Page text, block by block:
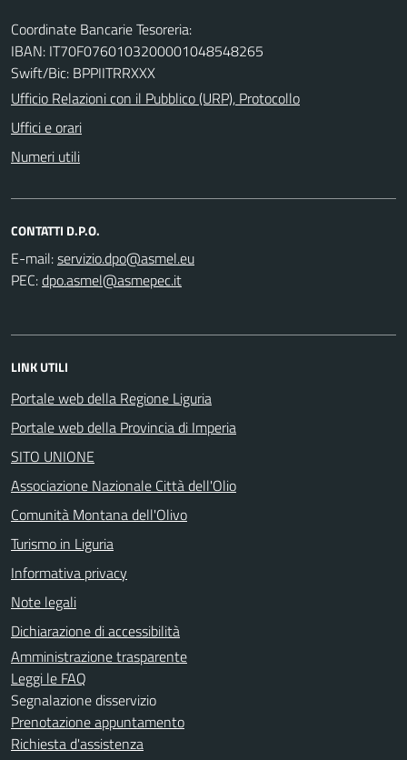
Coordinate Bancarie Tesoreria:
IBAN: IT70F0760103200001048548265
Swift/Bic: BPPIITRRXXX
Ufficio Relazioni con il Pubblico (URP), Protocollo
Uffici e orari
Numeri utili
CONTATTI D.P.O.
E-mail:
PEC:
LINK UTILI
Portale web della Regione Liguria
Portale web della Provincia di Imperia
SITO UNIONE
Associazione Nazionale Città dell'Olio
Comunità Montana dell'Olivo
Turismo in Liguria
Informativa privacy
Note legali
Dichiarazione di accessibilità
Amministrazione trasparente
Leggi le FAQ
Segnalazione disservizio
Prenotazione appuntamento
Richiesta d'assistenza